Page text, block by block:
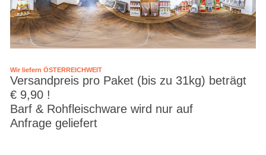
Wir liefern ÖSTERREICHWEIT
Versandpreis pro Paket (bis zu 31kg) beträgt
€ 9,90 !
Barf & Rohfleischware wird nur auf
Anfrage geliefert